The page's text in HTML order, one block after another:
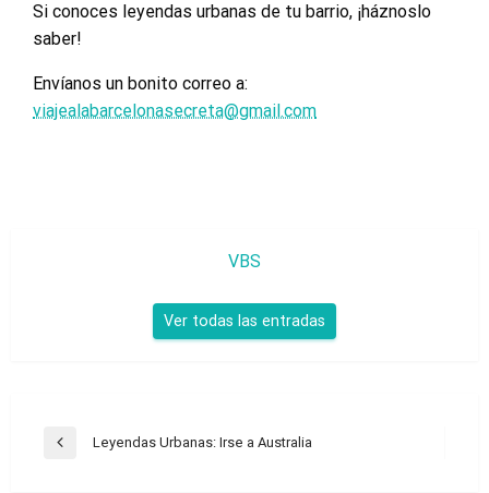
Si conoces leyendas urbanas de tu barrio, ¡háznoslo
saber!
Envíanos un bonito correo a:
viajealabarcelonasecreta@gmail.com
VBS
Ver todas las entradas
Navegación
Entrada
Leyendas Urbanas: Irse a Australia